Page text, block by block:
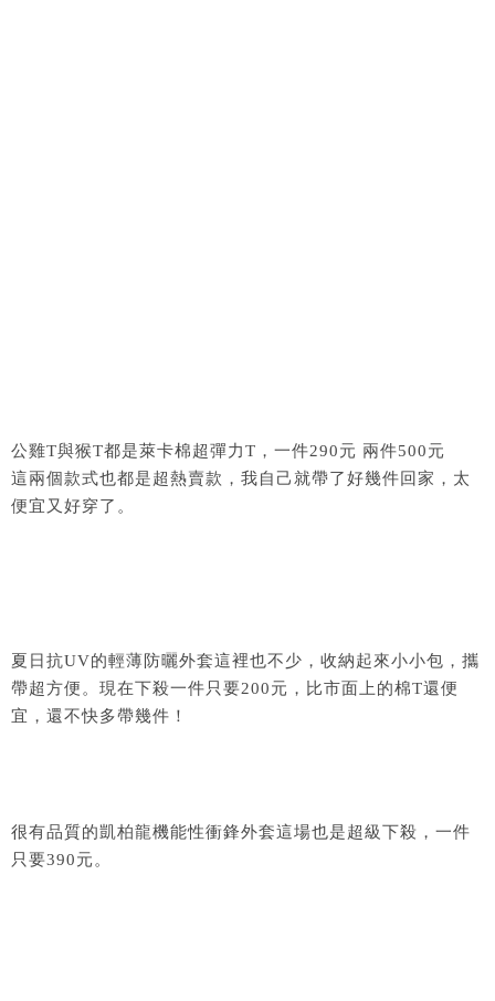
公雞T與猴T都是萊卡棉超彈力T，一件290元 兩件500元
這兩個款式也都是超熱賣款，我自己就帶了好幾件回家，太
便宜又好穿了。
夏日抗UV的輕薄防曬外套這裡也不少，收納起來小小包，攜
帶超方便。現在下殺一件只要200元，比市面上的棉T還便
宜，還不快多帶幾件！
很有品質的凱柏龍機能性衝鋒外套這場也是超級下殺，一件
只要390元。